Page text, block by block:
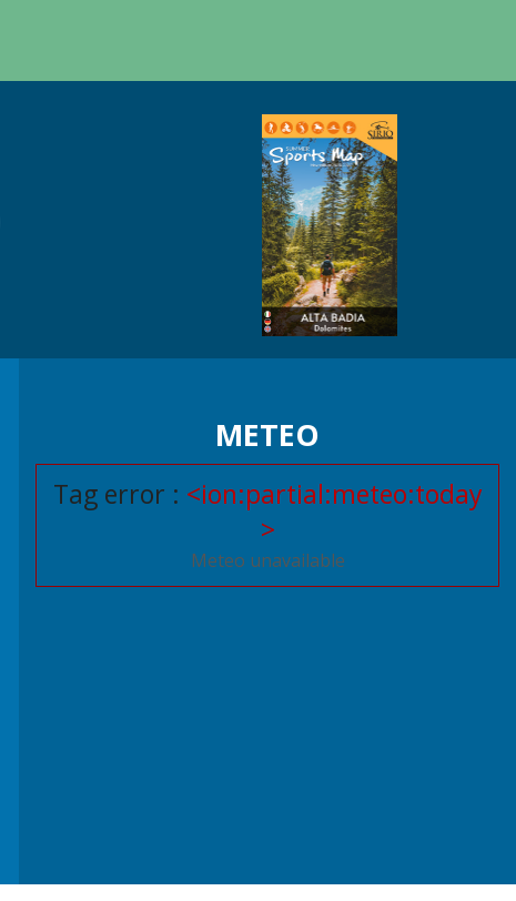
METEO
Tag error : <ion:partial:meteo:today
>
Meteo unavailable